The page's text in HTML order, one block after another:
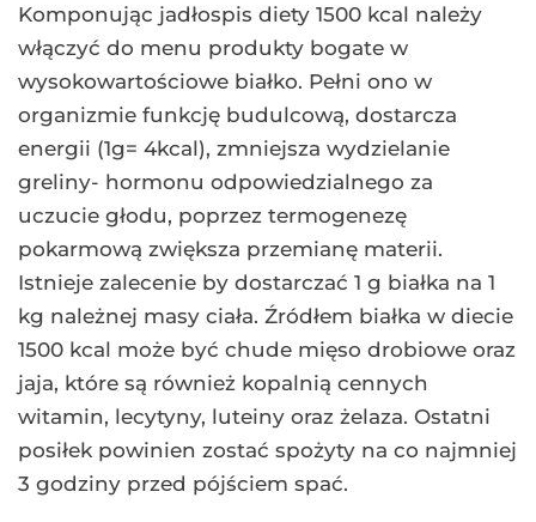
Komponując jadłospis diety 1500 kcal należy
włączyć do menu produkty bogate w
wysokowartościowe białko. Pełni ono w
organizmie funkcję budulcową, dostarcza
energii (1g= 4kcal), zmniejsza wydzielanie
greliny- hormonu odpowiedzialnego za
uczucie głodu, poprzez termogenezę
pokarmową zwiększa przemianę materii.
Istnieje zalecenie by dostarczać 1 g białka na 1
kg należnej masy ciała. Źródłem białka w diecie
1500 kcal może być chude mięso drobiowe oraz
jaja, które są również kopalnią cennych
witamin, lecytyny, luteiny oraz żelaza. Ostatni
posiłek powinien zostać spożyty na co najmniej
3 godziny przed pójściem spać.